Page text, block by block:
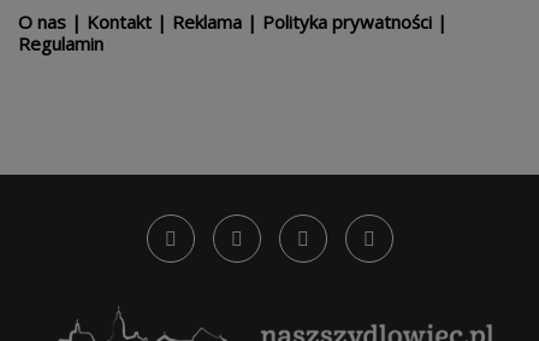
O nas | Kontakt | Reklama | Polityka prywatności |
Regulamin